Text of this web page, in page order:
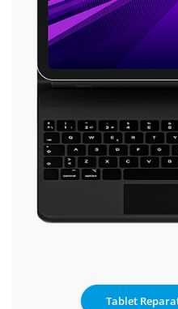
Tablet